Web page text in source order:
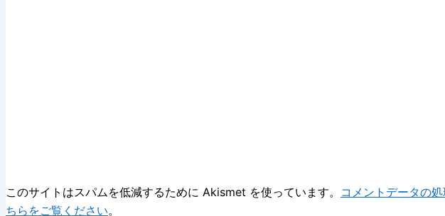
このサイトはスパムを低減するために Akismet を使っています。 コメントデータの
ちらをご覧ください。